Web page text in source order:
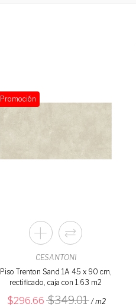
Promoción
CESANTONI
Piso Trenton Sand 1A 45 x 90 cm,
rectificado, caja con 1.63 m2
296.66 349.01 / m2